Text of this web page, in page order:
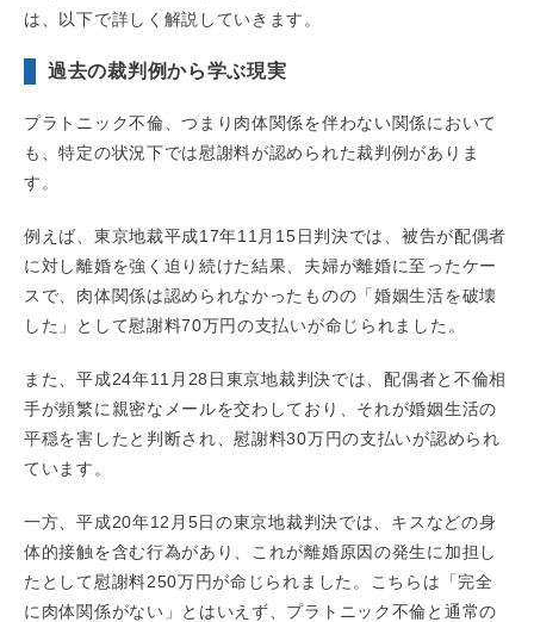
は、以下で詳しく解説していきます。
過去の裁判例から学ぶ現実
プラトニック不倫、つまり肉体関係を伴わない関係において
も、特定の状況下では慰謝料が認められた裁判例がありま
す。
例えば、東京地裁平成17年11月15日判決では、被告が配偶者
に対し離婚を強く迫り続けた結果、夫婦が離婚に至ったケー
スで、肉体関係は認められなかったものの「婚姻生活を破壊
した」として慰謝料70万円の支払いが命じられました。
また、平成24年11月28日東京地裁判決では、配偶者と不倫相
手が頻繁に親密なメールを交わしており、それが婚姻生活の
平穏を害したと判断され、慰謝料30万円の支払いが認められ
ています。
一方、平成20年12月5日の東京地裁判決では、キスなどの身
体的接触を含む行為があり、これが離婚原因の発生に加担し
たとして慰謝料250万円が命じられました。こちらは「完全
に肉体関係がない」とはいえず、プラトニック不倫と通常の